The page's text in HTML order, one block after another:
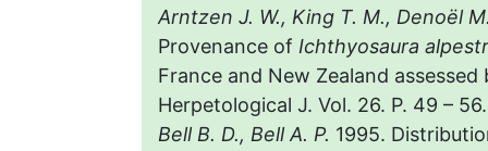
Arntzen J. W., King T. M., Denoël
Provenance of Ichthyosaura
France and New Zealand
Herpetological J. Vol. 26. P. 49 – 56.
Bell B. D., Bell A. P. 1995.